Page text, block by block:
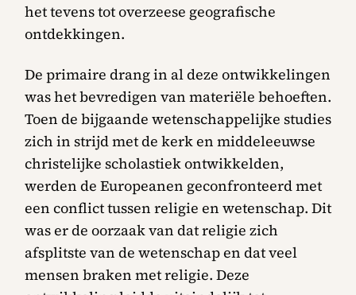
het tevens tot overzeese geografische
ontdekkingen.
De primaire drang in al deze ontwikkelingen
was het bevredigen van materiële behoeften.
Toen de bijgaande wetenschappelijke studies
zich in strijd met de kerk en middeleeuwse
christelijke scholastiek ontwikkelden,
werden de Europeanen geconfronteerd met
een conflict tussen religie en wetenschap. Dit
was er de oorzaak van dat religie zich
afsplitste van de wetenschap en dat veel
mensen braken met religie. Deze